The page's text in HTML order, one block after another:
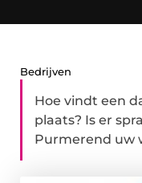
Bedrijven
Hoe vindt een
plaats? Is er
Purmerend uw